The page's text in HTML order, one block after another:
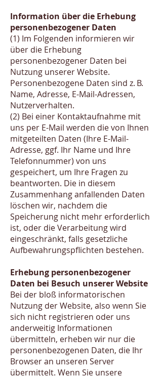
Information über die Erhebung
personenbezogener Daten
(1) Im Folgenden informieren wir
über die Erhebung
personenbezogener Daten bei
Nutzung unserer Website.
Personenbezogene Daten sind z. B.
Name, Adresse, E-Mail-Adressen,
Nutzerverhalten.
(2) Bei einer Kontaktaufnahme mit
uns per E-Mail werden die von Ihnen
mitgeteilten Daten (Ihre E-Mail-
Adresse, ggf. Ihr Name und Ihre
Telefonnummer) von uns
gespeichert, um Ihre Fragen zu
beantworten. Die in diesem
Zusammenhang anfallenden Daten
löschen wir, nachdem die
Speicherung nicht mehr erforderlich
ist, oder die Verarbeitung wird
eingeschränkt, falls gesetzliche
Aufbewahrungspflichten bestehen.
Erhebung personenbezogener
Daten bei Besuch unserer Website
Bei der bloß informatorischen
Nutzung der Website, also wenn Sie
sich nicht registrieren oder uns
anderweitig Informationen
übermitteln, erheben wir nur die
personenbezogenen Daten, die Ihr
Browser an unseren Server
übermittelt. Wenn Sie unsere